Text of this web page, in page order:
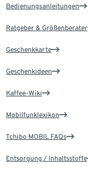
Bedienungsanleitungen
Ratgeber & Größenberater
Geschenkkarte
Geschenkideen
Kaffee-Wiki
Mobilfunklexikon
Tchibo MOBIL FAQs
Entsorgung / Inhaltsstoffe